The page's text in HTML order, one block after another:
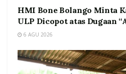
HMI Bone Bolango Minta
ULP Dicopot atas Dugaan
6 AGU 2026